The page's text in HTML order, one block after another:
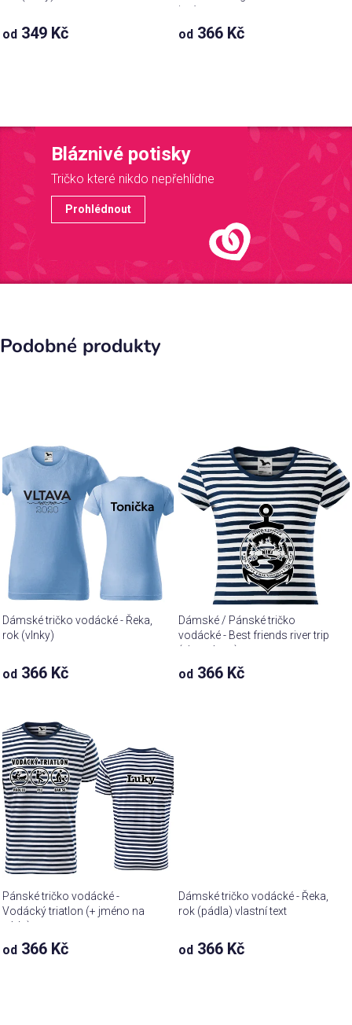
od 349 Kč
jménem
od 366 Kč
Bláznivé potisky
Tričko které nikdo nepřehlídne
Prohlédnout
Podobné produkty
Dámské tričko vodácké - Řeka,
rok (vlnky)
od 366 Kč
Dámské / Pánské tričko
vodácké - Best friends river trip
(vlastní text)
od 366 Kč
Pánské tričko vodácké -
Vodácký triatlon (+ jméno na
záda)
od 366 Kč
Dámské tričko vodácké - Řeka,
rok (pádla) vlastní text
od 366 Kč